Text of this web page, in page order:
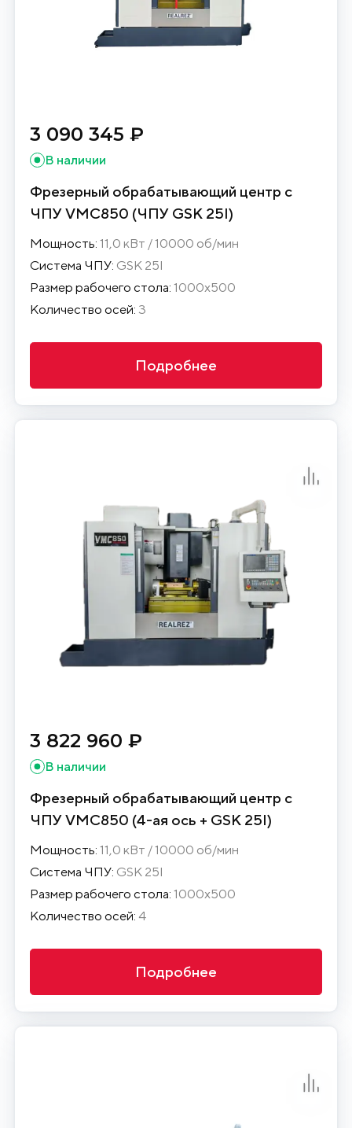
3 090 345 ₽
В наличии
Фрезерный обрабатывающий центр с
ЧПУ VMC850 (ЧПУ GSK 25I)
Мощность: 11,0 кВт / 10000 об/мин
Система ЧПУ: GSK 25I
Размер рабочего стола: 1000х500
Количество осей: 3
Подробнее
3 822 960 ₽
В наличии
Фрезерный обрабатывающий центр с
ЧПУ VMC850 (4-ая ось + GSK 25I)
Мощность: 11,0 кВт / 10000 об/мин
Система ЧПУ: GSK 25I
Размер рабочего стола: 1000х500
Количество осей: 4
Подробнее